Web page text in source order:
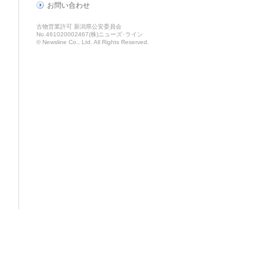
お問い合わせ
古物営業許可 新潟県公安委員会
No.461020002467(株)ニューズ･ライン
© Newsline Co., Ltd. All Rights Reserved.